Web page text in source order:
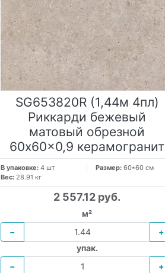
SG653820R (1,44м 4пл)
Риккарди бежевый
матовый обрезной
60x60x0,9 керамогранит
В упаковке: 4 шт Размер: 60*60 см
Вес: 28.91 кг
2 557.12 руб.
м²
−
+
упак.
−
+